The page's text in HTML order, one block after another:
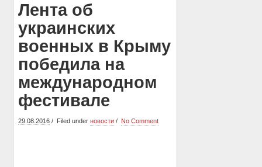
Лента об
украинских
военных в Крыму
победила на
международном
фестивале
29.08.2016 Filed underновости No Comment